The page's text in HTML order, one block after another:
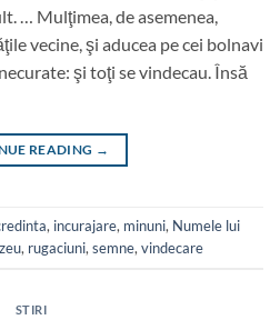
… Mulţimea, de asemenea,
vecine, şi aducea pe cei bolnavi
şi toţi se vindecau. Însă
READING →
, incurajare, minuni, Numele lui
, rugaciuni, semne, vindecare
STIRI